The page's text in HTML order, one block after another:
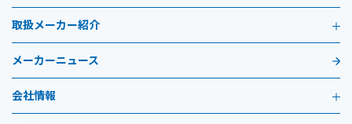
取扱メーカー紹介
メーカーニュース
会社情報